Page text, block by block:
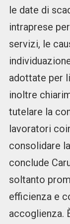
le date di
intraprese
servizi, le
adottate per
inoltre
tutelare la
lavoratori
consolidare
conclude
soltanto
efficienza e
accoglienza.